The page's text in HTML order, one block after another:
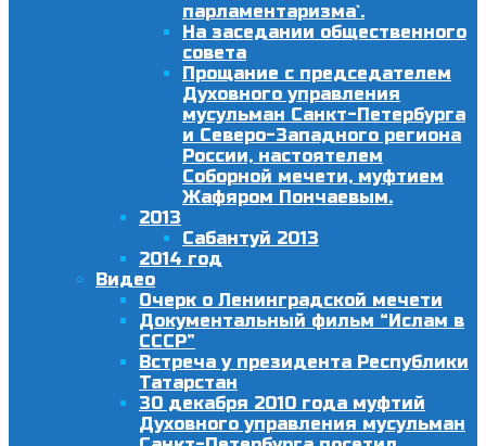
парламентаризма`.
На заседании общественного
совета
Прощание с председателем
Духовного управления
мусульман Санкт-Петербурга
и Северо-Западного региона
России, настоятелем
Соборной мечети, муфтием
Жафяром Пончаевым.
2013
Сабантуй 2013
2014 год
Видео
Очерк о Ленинградской мечети
Документальный фильм “Ислам в
СССР”
Встреча у президента Республики
Татарстан
30 декабря 2010 года муфтий
Духовного управления мусульман